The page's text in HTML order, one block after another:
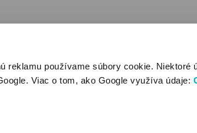
reklamu používame súbory cookie. Niektoré
Viac o tom, ako Google využíva údaje: